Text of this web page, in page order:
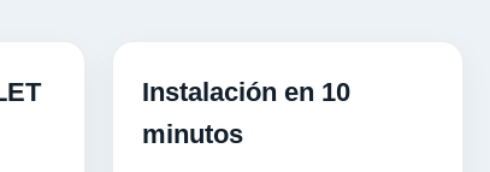
Instalación en 10
minutos